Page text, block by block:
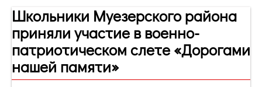
Школьники Муезерского района
приняли участие в военно-
патриотическом слете «Дорогами
нашей памяти»